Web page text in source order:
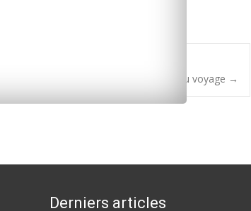
et lassitude après l’arrivée de gens du voyage →
Derniers articles